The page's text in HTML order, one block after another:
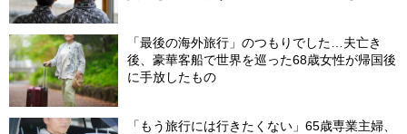
「最後の海外旅行」のつもりでした…夫亡き
後、豪華客船で世界を巡った68歳女性が帰国後
に手放したもの
「もう旅行には行きたくない」65歳専業主婦、